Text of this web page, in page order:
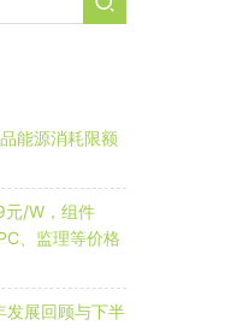
能源消耗限额
元/W，组件
、监理等价格
展回顾与下半